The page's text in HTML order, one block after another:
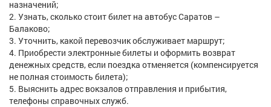
назначений;
Узнать, сколько стоит билет на автобус Саратов –
Балаково;
Уточнить, какой перевозчик обслуживает маршрут;
Приобрести электронные билеты и оформить возврат
денежных средств, если поездка отменяется (компенсируется
не полная стоимость билета);
Выяснить адрес вокзалов отправления и прибытия,
телефоны справочных служб.